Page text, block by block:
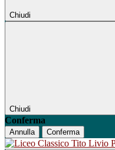
Chiudi
Chiudi
Conferma
Annulla Conferma